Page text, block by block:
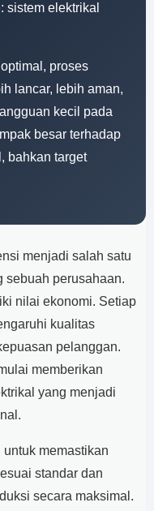
sistem elektrikal
proses
lancar, lebih aman,
kecil pada
besar terhadap
bahkan target
menjadi salah satu
sebuah perusahaan.
nilai ekonomi. Setiap
kualitas
pelanggan.
memberikan
yang menjadi
memastikan
standar dan
secara maksimal.